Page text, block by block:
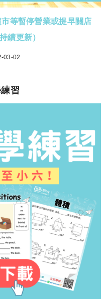
市等暫停營業或提早關店
續更新）
03-02
習